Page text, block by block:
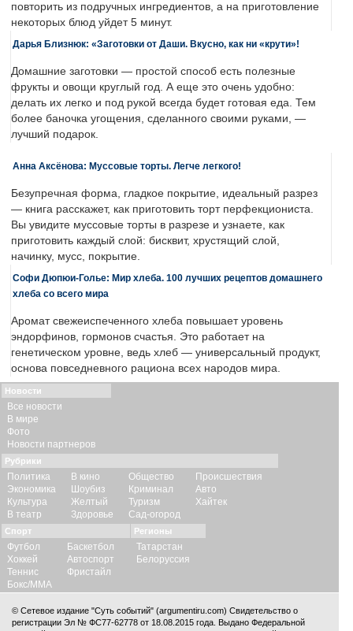
повторить из подручных ингредиентов, а на приготовление
некоторых блюд уйдет 5 минут.
Дарья Близнюк: «Заготовки от Даши. Вкусно, как ни «крути»!
Домашние заготовки — простой способ есть полезные
фрукты и овощи круглый год. А еще это очень удобно:
делать их легко и под рукой всегда будет готовая еда. Тем
более баночка угощения, сделанного своими руками, —
лучший подарок.
Анна Аксёнова: Муссовые торты. Легче легкого!
Безупречная форма, гладкое покрытие, идеальный разрез
— книга расскажет, как приготовить торт перфекциониста.
Вы увидите муссовые торты в разрезе и узнаете, как
приготовить каждый слой: бисквит, хрустящий слой,
начинку, мусс, покрытие.
Софи Дюпюи-Голье: Мир хлеба. 100 лучших рецептов домашнего
хлеба со всего мира
Аромат свежеиспеченного хлеба повышает уровень
эндорфинов, гормонов счастья. Это работает на
генетическом уровне, ведь хлеб — универсальный продукт,
основа повседневного рациона всех народов мира.
Новости
Все новости
В мире
Фото
Новости партнеров
Рубрики
Политика
Экономика
Культура
В театр
В кино
Шоубиз
Желтый
Здоровье
Общество
Криминал
Туризм
Сад-огород
Происшествия
Авто
Хайтек
Спорт
Футбол
Хоккей
Теннис
Бокс/ММА
Баскетбол
Автоспорт
Фристайл
Регионы
Татарстан
Белоруссия
© Сетевое издание "Суть событий" (argumentiru.com) Свидетельство о
регистрации Эл № ФС77-62778 от 18.08.2015 года. Выдано Федеральной